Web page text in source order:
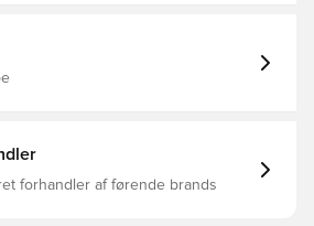
forhandler af førende brands